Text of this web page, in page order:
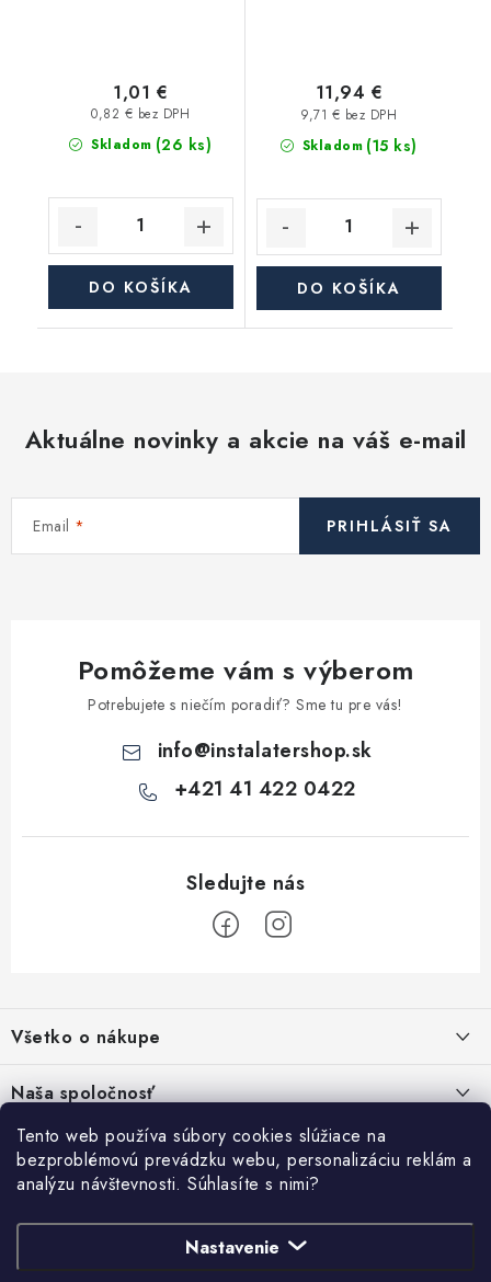
Tento web používa súbory cookies slúžiace na
bezproblémovú prevádzku webu, personalizáciu reklám a
analýzu návštevnosti. Súhlasíte s nimi?
Nastavenie
Skladom (26 ks)
0,82 € bez DPH
1,01 €
DO KOŠÍKA
Skladom (15 ks)
9,71 € bez DPH
11,94 €
DO KOŠÍKA
Aktuálne novinky a akcie na váš e-mail
Email PRIHLÁSIŤ SA
Pomôžeme vám s výberom
Potrebujete s niečím poradiť? Sme tu pre vás!
info@instalatershop.sk
+421 41 422 0422
p
ä
t
Všetko o nákupe
Kontakty
Obchodné podmienky
Podmienky ochrany osobných údajov
Naša spoločnosť
SHOWROOM - poradňa pre vaše projekty
PREDAJŇA - Raková
Stabilná spoločnosť od roku 2009
Prihlásenie
E-mail
HĽADAŤ